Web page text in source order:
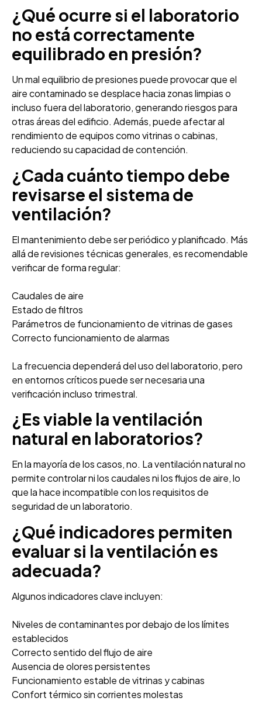
¿Qué ocurre si el laboratorio
no está correctamente
equilibrado en presión?
Un mal equilibrio de presiones puede provocar que el
aire contaminado se desplace hacia zonas limpias o
incluso fuera del laboratorio, generando riesgos para
otras áreas del edificio. Además, puede afectar al
rendimiento de equipos como vitrinas o cabinas,
reduciendo su capacidad de contención.
¿Cada cuánto tiempo debe
revisarse el sistema de
ventilación?
El mantenimiento debe ser periódico y planificado. Más
allá de revisiones técnicas generales, es recomendable
verificar de forma regular:
Caudales de aire
Estado de filtros
Parámetros de funcionamiento de vitrinas de gases
Correcto funcionamiento de alarmas
La frecuencia dependerá del uso del laboratorio, pero
en entornos críticos puede ser necesaria una
verificación incluso trimestral.
¿Es viable la ventilación
natural en laboratorios?
En la mayoría de los casos, no. La ventilación natural no
permite controlar ni los caudales ni los flujos de aire, lo
que la hace incompatible con los requisitos de
seguridad de un laboratorio.
¿Qué indicadores permiten
evaluar si la ventilación es
adecuada?
Algunos indicadores clave incluyen:
Niveles de contaminantes por debajo de los límites
establecidos
Correcto sentido del flujo de aire
Ausencia de olores persistentes
Funcionamiento estable de vitrinas y cabinas
Confort térmico sin corrientes molestas